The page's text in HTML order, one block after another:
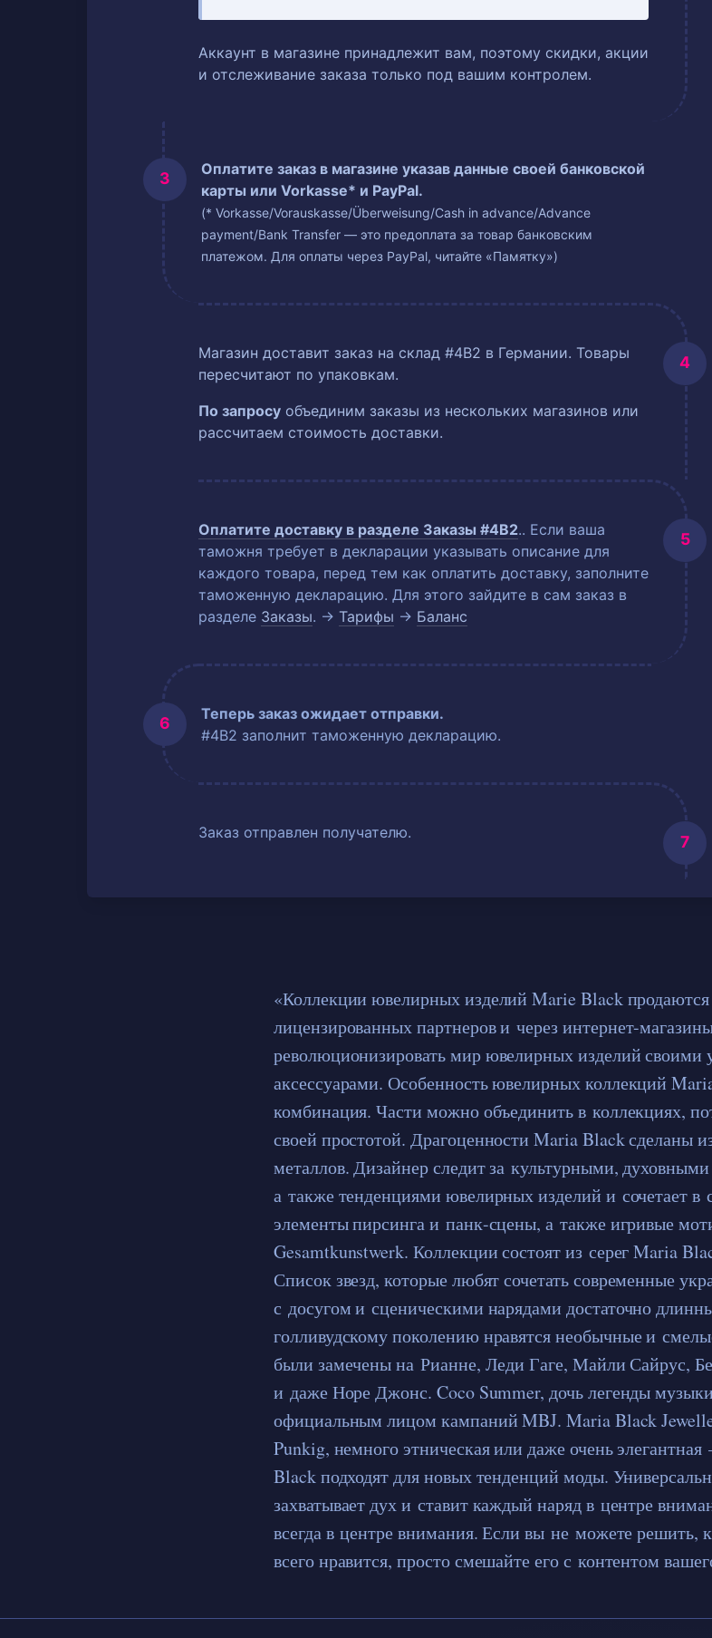
Аккаунт в магазине принадлежит вам, поэтому скидки, акции
и отслеживание заказа только под вашим контролем.
Оплатите заказ в магазине указав данные своей банковской
карты или Vorkasse* и PayPal.
(* Vorkasse/Vorauskasse/Überweisung/Cash in advance/Advance
payment/Bank Transfer — это предоплата за товар банковским
платежом. Для оплаты через PayPal, читайте «Памятку»)
Магазин доставит заказ на склад #4B2 в Германии. Товары
пересчитают по упаковкам.
По запросу объединим заказы из нескольких магазинов или
рассчитаем стоимость доставки.
Оплатите доставку в разделе Заказы #4B2.. Если ваша
таможня требует в декларации указывать описание для
каждого товара, перед тем как оплатить доставку, заполните
таможенную декларацию. Для этого зайдите в сам заказ в
разделе Заказы. → Тарифы → Баланс
Теперь заказ ожидает отправки.
#4B2 заполнит таможенную декларацию.
Заказ отправлен получателю.
«Коллекции ювелирных изделий Marie Black продаются
лицензированных партнеров и через интернет-
революционизировать мир ювелирных изделий своими
аксессуарами. Особенность ювелирных коллекций
комбинация. Части можно объединить в коллекциях,
своей простотой. Драгоценности Maria Black сделаны
металлов. Дизайнер следит за культурными,
а также тенденциями ювелирных изделий и сочетает в
элементы пирсинга и панк-сцены, а также игривые
Gesamtkunstwerk. Коллекции состоят из серег Maria
Список звезд, которые любят сочетать современные
с досугом и сценическими нарядами достаточно
голливудскому поколению нравятся необычные и
были замечены на Рианне, Леди Гаге, Майли Сайрус,
и даже Норе Джонс. Coco Summer, дочь легенды
официальным лицом кампаний MBJ. Maria Black
Punkig, немного этническая или даже очень
Black подходят для новых тенденций моды.
захватывает дух и ставит каждый наряд в центре
всегда в центре внимания. Если вы не можете решить,
всего нравится, просто смешайте его с контентом